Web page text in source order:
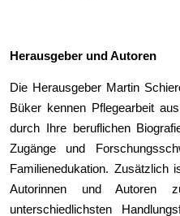
Herausgeber und Autoren
Die Herausgeber Martin
Büker kennen Pflegearbeit
durch Ihre beruflichen
Zugänge und
Familienedukation. Zusätzlich
Autorinnen und Autoren
unterschiedlichsten